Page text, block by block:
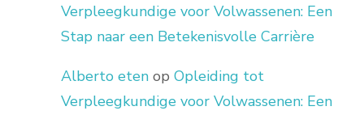
Verpleegkundige voor Volwassenen: Een
Stap naar een Betekenisvolle Carrière
Alberto eten op Opleiding tot
Verpleegkundige voor Volwassenen: Een